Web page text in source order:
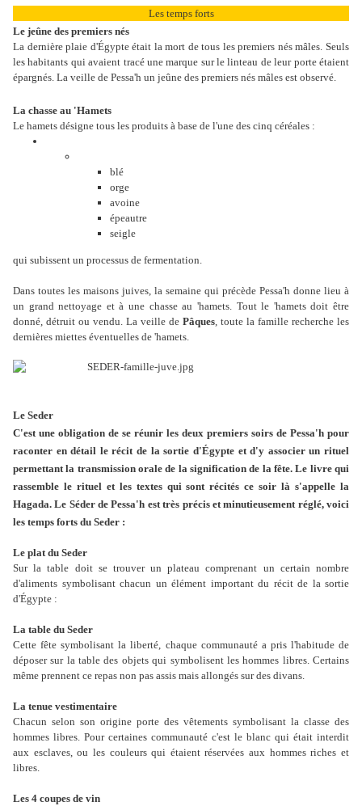
Les temps forts
Le jeûne des premiers nés
La dernière plaie d'Égypteétait la mort de tous les premiers nés mâles. Seuls
les habitants qui avaient tracé une marque sur le linteau de leur porte étaient
épargnés. La veille de Pessa'h un jeûne des premiers nés mâles est observé.
La chasse au 'Hamets
Le hamets désigne tous les produits à base de l'une des cinq céréales :
blé
orge
avoine
épeautre
seigle
qui subissent un processus de fermentation.
Dans toutes les maisons juives, la semaine qui précède Pessa'h donne lieu à
un grand nettoyage et à une chasse au 'hamets. Tout le 'hamets doit être
donné, détruit ou vendu. La veille de Pâques, toute la famille recherche les
dernières miettes éventuelles de 'hamets.
Le Seder
C'est une obligation de se réunir les deux premiers soirs de Pessa'h pour
raconter en détail le récit de lasortie d'Égypteet d'y associer un rituel
permettant la transmission orale de la signification de la fête. Le livre qui
rassemble le rituel et les textes qui sont récités ce soir là s'appelle la
Hagada. Le Séderde Pessa'h est très précis et minutieusement réglé, voici
les temps forts du Seder :
Le plat du Seder
Sur la table doit se trouver un plateau comprenant un certain nombre
d'aliments symbolisant chacun un élément important du récit de la sortie
d'Égypte :
La table du Seder
Cette fête symbolisant la liberté, chaque communauté a pris l'habitude de
déposer sur la table des objets qui symbolisent les hommes libres. Certains
même prennent ce repas non pas assis mais allongés sur des divans.
La tenue vestimentaire
Chacun selon son origine porte des vêtements symbolisant la classe des
hommes libres. Pour certaines communauté c'est le blanc qui était interdit
aux esclaves, ou les couleurs qui étaient réservées aux hommes riches et
libres.
Les 4 coupes de vin